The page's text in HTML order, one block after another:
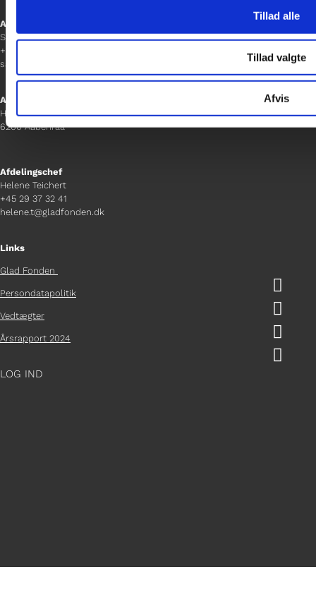
Tillad alle
Tillad valgte
Afvis
Afdelingschef
Sanne Hansen
+45 23 69 19 35
sanne.h@gladfonden.dk
Aabenraa
H P Hanssens Gade 23, 2.
6200 Aabenraa
Afdelingschef
Helene Teichert
+45 29 37 32 41
helene.t@gladfonden.dk
Links
Glad Fonden
Persondatapolitik
Vedtægter
Årsrapport 2024
LOG IND



